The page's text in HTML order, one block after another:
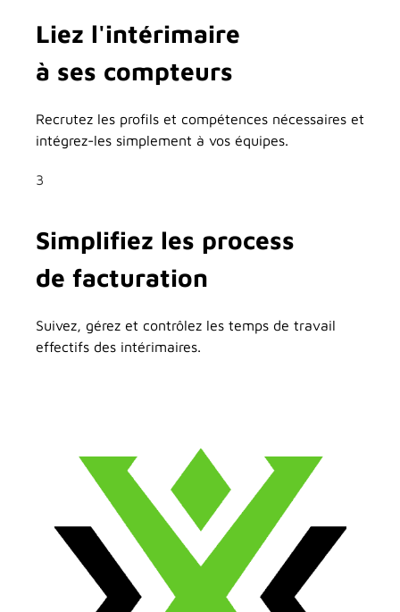
Liez l'intérimaire
à ses compteurs
Recrutez les profils et compétences nécessaires et
intégrez-les simplement à vos équipes.
3
Simplifiez les process
de facturation
Suivez, gérez et contrôlez les temps de travail
effectifs des intérimaires.